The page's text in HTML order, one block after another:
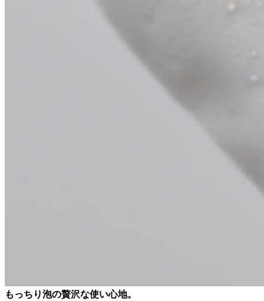
もっちり泡の贅沢な使い心地。